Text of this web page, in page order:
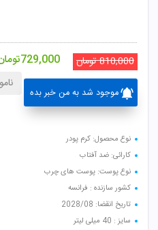
810,000تومان 729,000
موجود شد به من خبر بده
نوع محصول: کرم پودر
کارائی: ضد آفتاب
نوع پوست: پوست های چرب
کشور سازنده : فرانسه
تاریخ انقضا: 2028/08
سایز : 40 میلی لیتر